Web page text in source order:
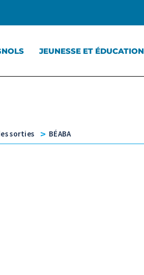
JEUNESSE ET ÉDUCATION
sorties v BÉABA